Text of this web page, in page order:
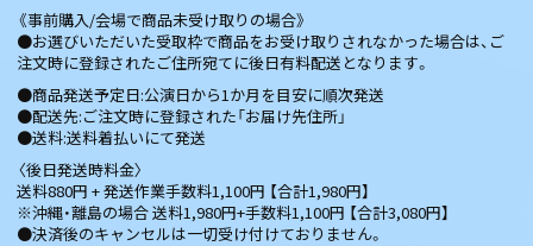
《事前購入/会場で商品未受け取りの場合》
●お選びいただいた受取枠で商品をお受け取りされなかった場合は、ご
注文時に登録されたご住所宛てに後日有料配送となります。
●商品発送予定日:公演日から1か月を目安に順次発送
●配送先:ご注文時に登録された「お届け先住所」
●送料:送料着払いにて発送
〈後日発送時料金〉
送料880円 + 発送作業手数料1,100円 【合計1,980円】
※沖縄・離島の場合 送料1,980円+手数料1,100円 【合計3,080円】
●決済後のキャンセルは一切受け付けておりません。